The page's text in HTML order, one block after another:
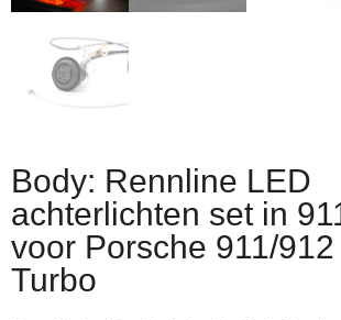
Body: Rennline LED
achterlichten set in
voor Porsche 911/
Turbo